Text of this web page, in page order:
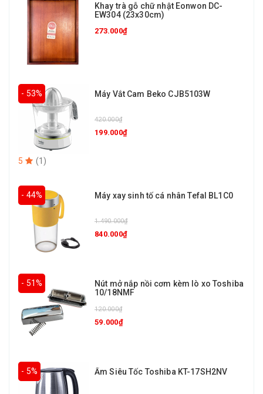
Khay trà gỗ chữ nhật Eonwon DC-
EW304 (23x30cm)
273.000₫
- 53% Máy Vắt Cam Beko CJB5103W
420.000₫
199.000₫
5 (1 )
- 44% Máy xay sinh tố cá nhân Tefal BL1C0
1.490.000₫
840.000₫
- 51%
Nút mở nắp nồi cơm kèm lò xo Toshiba
10/18NMF
120.000₫
59.000₫
- 5% Ấm Siêu Tốc Toshiba KT-17SH2NV